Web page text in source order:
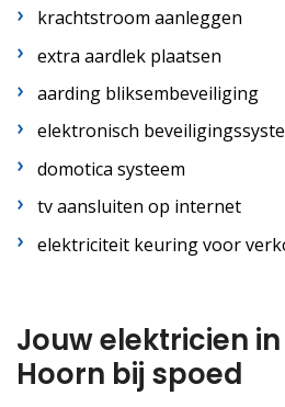
krachtstroom aanleggen
extra aardlek plaatsen
aarding bliksembeveiliging
elektronisch
domotica systeem
tv aansluiten op internet
elektriciteit keuring voor
Jouw elektricien
Hoorn bij spoed